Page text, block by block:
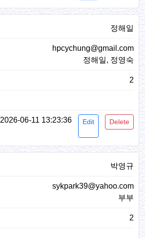
정해일
hpcychung@gmail.com
정해일, 정영숙
2
2026-06-11 13:23:36 Edit Delete
박영규
sykpark39@yahoo.com
부부
2